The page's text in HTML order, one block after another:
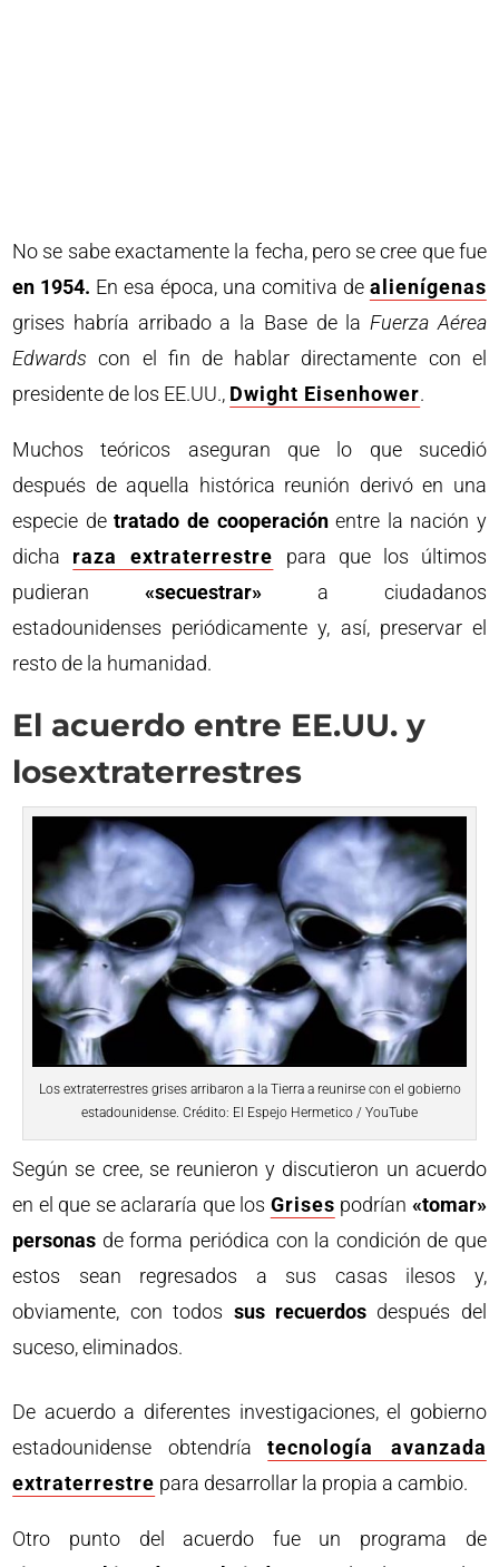
No se sabe exactamente la fecha, pero se cree que fue
en 1954. En esa época, una comitiva de alienígenas
grises habría arribado a la Base de la Fuerza Aérea
Edwards con el fin de hablar directamente con el
presidente de los EE.UU., Dwight Eisenhower.
Muchos teóricos aseguran que lo que sucedió
después de aquella histórica reunión derivó en una
especie detratado de cooperaciónentre la nación y
dicha raza extraterrestre para que los últimos
pudieran«secuestrar» a ciudadanos
estadounidenses periódicamente y, así, preservar el
resto de la humanidad.
El acuerdo entre EE.UU. y
losextraterrestres
Los extraterrestres grises arribaron a la Tierra a reunirse con el gobierno
estadounidense. Crédito: El Espejo Hermetico / YouTube
Según se cree, se reunieron y discutieron un acuerdo
en el que se aclararía que los Grises podrían «tomar»
personas de forma periódica con la condición de que
estos sean regresados a sus casas ilesos y,
obviamente, con todos sus recuerdosdespués del
suceso, eliminados.
De acuerdo a diferentes investigaciones, el gobierno
estadounidense obtendríatecnología avanzada
extraterrestre para desarrollar la propia a cambio.
Otro punto del acuerdo fue un programa de